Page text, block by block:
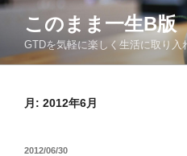
コ
ン
このまま一生Β版
GTDを気軽に楽しく生活に取り入
月: 2012年6月
投
2012/06/30